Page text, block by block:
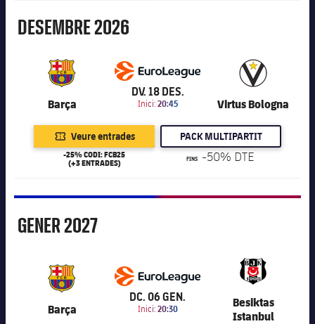
Desembre
DESEMBRE2026
Barça
6.201
DV. 18 DES.
Inici: 20:45 Virtus Bologna
Veure entrades
-25% CODI: FCB25
(+3 ENTRADES)
PACK MULTIPARTIT
FINS -50% DTE
Gener
GENER2027
Barça
6.201
DC. 06 GEN.
Inici: 20:30
Besiktas
Istanbul